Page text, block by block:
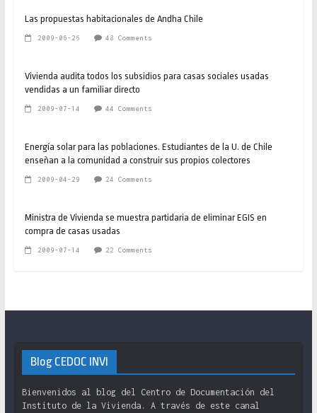
Las propuestas habitacionales de Andha Chile
2009-06-26 48 Comments
Vivienda audita todos los subsidios para casas sociales usadas
vendidas a un familiar directo
2009-07-14 44 Comments
Energía solar para las poblaciones. Estudiantes de la U. de Chile
enseñan a la comunidad a construir sus propios colectores
2009-04-29 24 Comments
Ministra de Vivienda se muestra partidaria de eliminar EGIS en
compra de casas usadas
2009-07-14 22 Comments
Blog CEDOC INVI
Bienvenidos al blog del Centro de Documentación del
Instituto de la Vivienda. A través de este canal